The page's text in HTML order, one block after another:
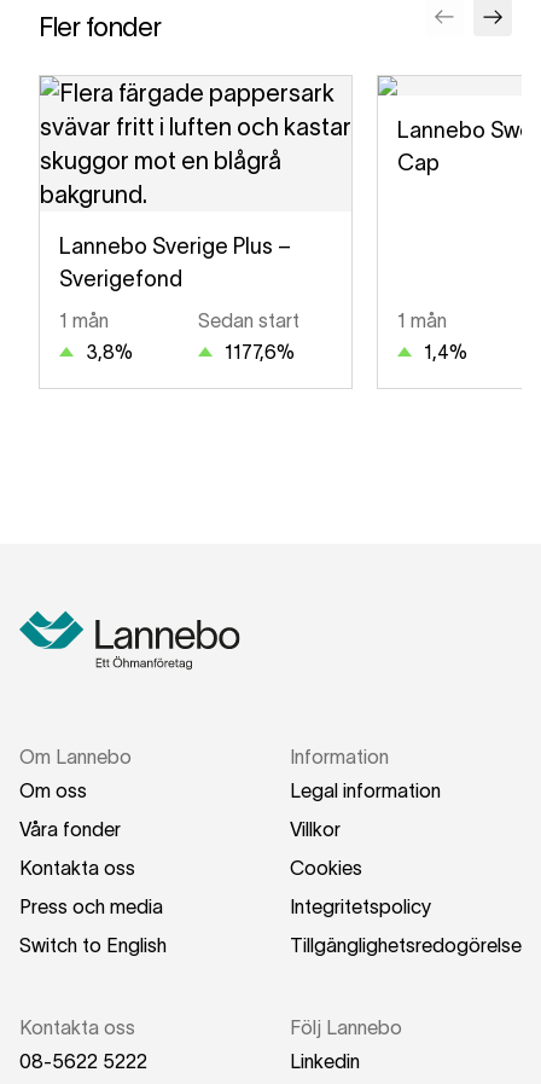
Fler fonder
Lannebo Sverige Plus –
Sverigefond
1 mån
3,8%
Sedan start
1177,6%
Lannebo
Cap
1 mån
1,4%
Om Lannebo
Om oss
Våra fonder
Kontakta oss
Press och media
Switch to English
Information
Legal information
Villkor
Cookies
Integritetspolicy
Tillgänglighetsredogörelse
Kontakta oss
08-5622 5222
Följ Lannebo
Linkedin